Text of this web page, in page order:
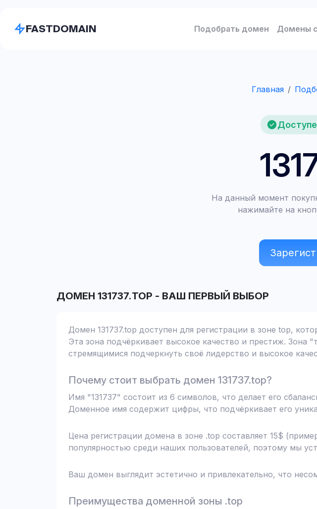
FASTDOMAIN Подобрать домен Домены
Главная
На данный момент
нажимайте на
ДОМЕН 131737.TOP - ВАШ ПЕРВЫЙ ВЫБОР
Домен 131737.top доступен для регистрации в зоне top,
Эта зона подчёркивает высокое качество и престиж. Зона
стремящимися подчеркнуть своё лидерство и высокое
Почему стоит выбрать домен 131737.top?
Имя "131737" состоит из 6 символов, что делает его
Доменное имя содержит цифры, что подчёркивает его
Цена регистрации домена в зоне .top составляет 15$
популярностью среди наших пользователей, поэтому мы
Ваш домен выглядит эстетично и привлекательно, что
Преимущества доменной зоны .top